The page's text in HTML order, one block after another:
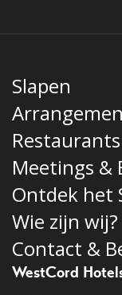
Slapen
Meetings &
Ontdek het
Wie zijn wij?
Contact &
WestCord